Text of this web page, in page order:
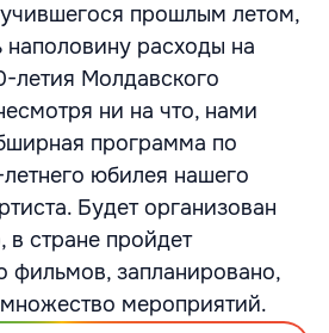
прошлым летом,
наполовину расходы на
летия Молдавского
ни на что, нами
программа по
юбилея нашего
Будет организован
в стране пройдет
фильмов, запланировано,
мероприятий.